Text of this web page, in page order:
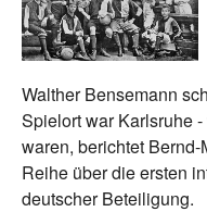
Walther Bensemann
Spielort war Karlsruhe
waren, berichtet
Reihe über die ersten
deutscher Beteiligung.